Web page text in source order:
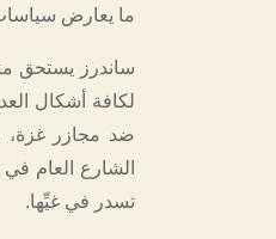
ما يعارض سياسات
ساندرز يستحق
لكافة أشكال
ضد مجازر غزة،
الشارع العام
تسدر في غيِّها.